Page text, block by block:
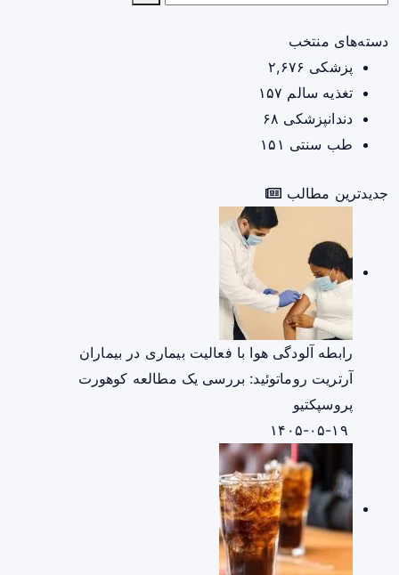
دسته‌های منتخب
پزشکی ۲,۶۷۶
تغذیه سالم ۱۵۷
دندانپزشکی ۶۸
طب سنتی ۱۵۱
جدیدترین مطالب
رابطه آلودگی هوا با فعالیت بیماری در بیماران
آرتریت روماتوئید: بررسی یک مطالعه کوهورت
پروسپکتیو